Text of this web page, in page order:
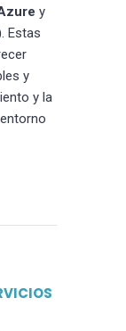
y
. Estas
y
y la